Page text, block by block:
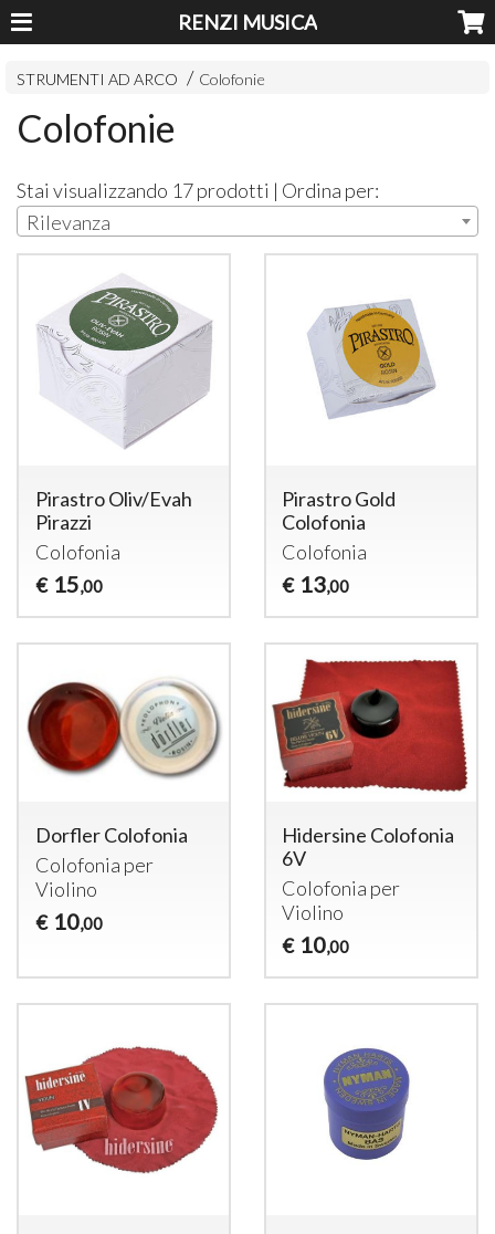
RENZI MUSICA
STRUMENTI AD ARCO Colofonie
Colofonie
Stai visualizzando 17 prodotti | Ordina per:
Rilevanza
Pirastro Oliv/Evah
Pirazzi
Colofonia
€ 15,00
Pirastro Gold
Colofonia
Colofonia
€ 13,00
Dorfler Colofonia
Colofonia per
Violino
€ 10,00
Hidersine Colofonia
6V
Colofonia per
Violino
€ 10,00